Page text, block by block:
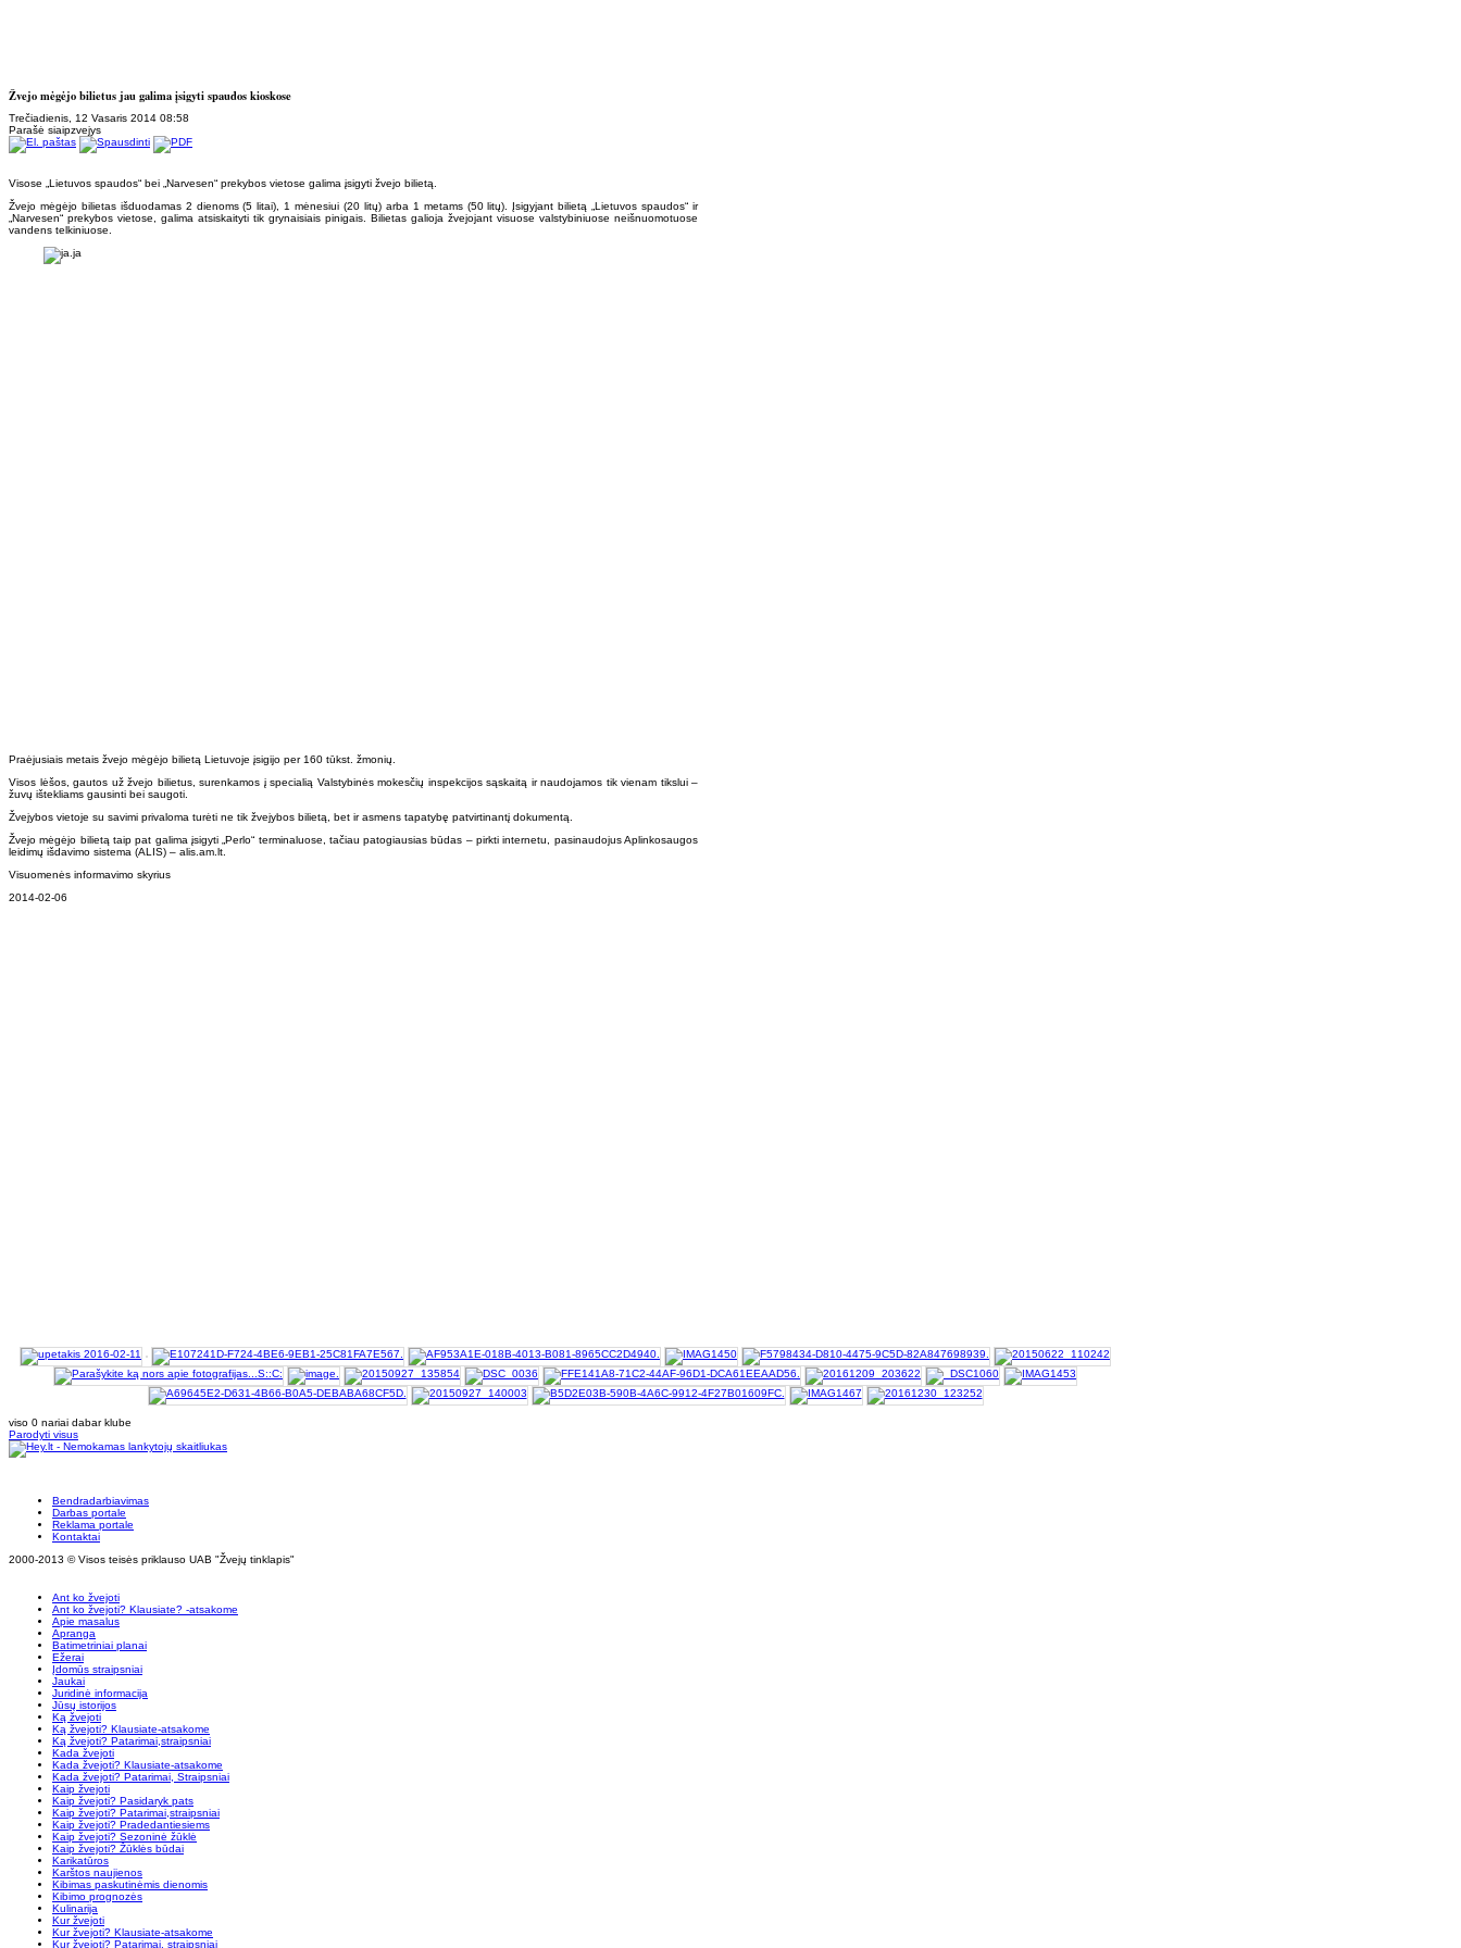
Žvejo mėgėjo bilietus jau galima įsigyti spaudos kioskose
Trečiadienis, 12 Vasaris 2014 08:58
Parašė siaipzvejys
Visose „Lietuvos spaudos“ bei „Narvesen“ prekybos vietose galima įsigyti žvejo bilietą.
Žvejo mėgėjo bilietas išduodamas 2 dienoms (5 litai), 1 mėnesiui (20 litų) arba 1 metams (50 litų). Įsigyjant bilietą „Lietuvos spaudos“ ir
„Narvesen“ prekybos vietose, galima atsiskaityti tik grynaisiais pinigais. Bilietas galioja žvejojant visuose valstybiniuose neišnuomotuose
vandens telkiniuose.
Praėjusiais metais žvejo mėgėjo bilietą Lietuvoje įsigijo per 160 tūkst. žmonių.
Visos lėšos, gautos už žvejo bilietus, surenkamos į specialią Valstybinės mokesčių inspekcijos sąskaitą ir naudojamos tik vienam tikslui –
žuvų ištekliams gausinti bei saugoti.
Žvejybos vietoje su savimi privaloma turėti ne tik žvejybos bilietą, bet ir asmens tapatybę patvirtinantį dokumentą.
Žvejo mėgėjo bilietą taip pat galima įsigyti „Perlo“ terminaluose, tačiau patogiausias būdas – pirkti internetu, pasinaudojus Aplinkosaugos
leidimų išdavimo sistema (ALIS) – alis.am.lt.
Visuomenės informavimo skyrius
2014-02-06
viso 0 nariai dabar klube
Parodyti visus
Bendradarbiavimas
Darbas portale
Reklama portale
Kontaktai
2000-2013 © Visos teisės priklauso UAB "Žvejų tinklapis"
Ant ko žvejoti
Ant ko žvejoti? Klausiate? -atsakome
Apie masalus
Apranga
Batimetriniai planai
Ežerai
Įdomūs straipsniai
Jaukai
Juridinė informacija
Jūsų istorijos
Ką žvejoti
Ką žvejoti? Klausiate-atsakome
Ką žvejoti? Patarimai,straipsniai
Kada žvejoti
Kada žvejoti? Klausiate-atsakome
Kada žvejoti? Patarimai, Straipsniai
Kaip žvejoti
Kaip žvejoti? Pasidaryk pats
Kaip žvejoti? Patarimai,straipsniai
Kaip žvejoti? Pradedantiesiems
Kaip žvejoti? Sezoninė žūklė
Kaip žvejoti? Žūklės būdai
Karikatūros
Karštos naujienos
Kibimas paskutinėmis dienomis
Kibimo prognozės
Kulinarija
Kur žvejoti
Kur žvejoti? Klausiate-atsakome
Kur žvejoti? Patarimai, straipsniai